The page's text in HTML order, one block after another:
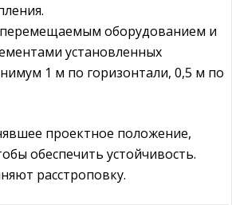
перемещаемым оборудованием и
установленных
1 м по горизонтали, 0,5 м по
проектное положение,
обеспечить устойчивость.
расстроповку.